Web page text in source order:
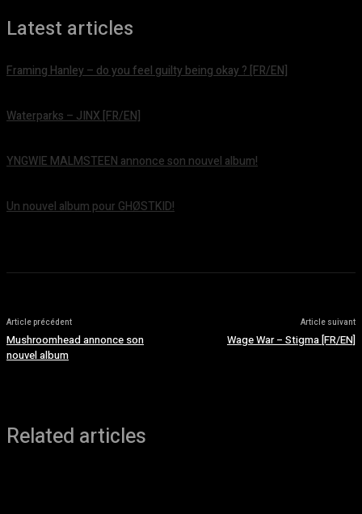
Latest articles
Framing Hanley – do you feel guilty being okay ? [FR/EN]
Waterparks – JINX [FR/EN]
YNGWIE MALMSTEEN annonce son nouvel album!
Un nouvel album pour GHØSTKID!
Article précédent
Mushroomhead annonce son
nouvel album
Article suivant
Wage War – Stigma [FR/EN]
Related articles